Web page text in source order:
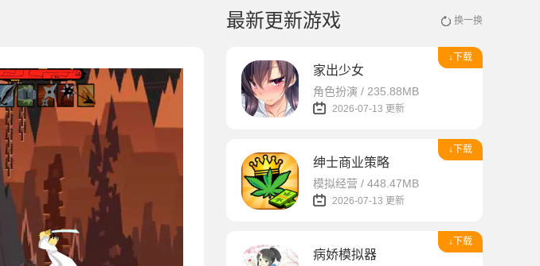
最新更新游戏 换一换
↓下载
家出少女
角色扮演 / 235.88MB
2026-07-13 更新
↓下载
绅士商业策略
模拟经营 / 448.47MB
2026-07-13 更新
↓下载
病娇模拟器